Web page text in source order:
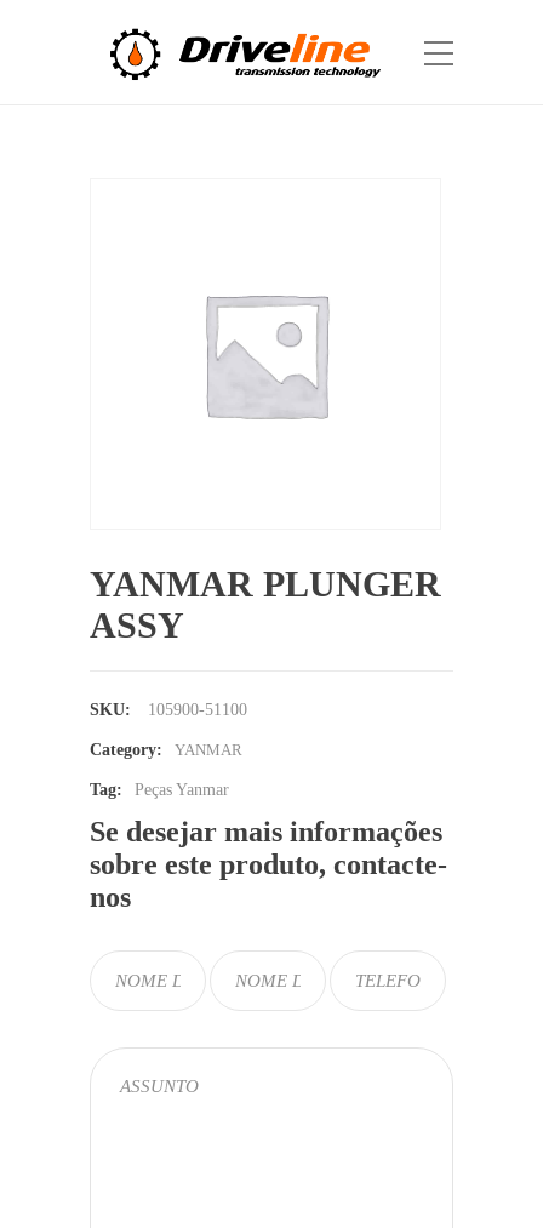
YANMAR PLUNGER
ASSY
SKU: 105900-51100
Category: YANMAR
Tag: Peças Yanmar
Se desejar mais informações
sobre este produto, contacte-
nos